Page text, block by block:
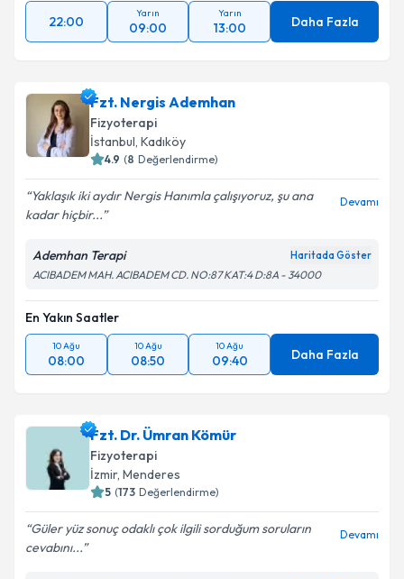
22:00
Yarın
09:00
Yarın
13:00 Daha Fazla
Fzt. Nergis Ademhan
Fizyoterapi
İstanbul, Kadıköy
4.9 (8 Değerlendirme)
Yaklaşık iki aydır Nergis Hanımla çalışıyoruz, şu ana
kadar hiçbir...
Devamı
Ademhan Terapi Haritada Göster
ACIBADEM MAH. ACIBADEM CD. NO:87 KAT:4 D:8A - 34000
En Yakın Saatler
10 Ağu
08:00
10 Ağu
08:50
10 Ağu
09:40 Daha Fazla
Fzt. Dr. Ümran Kömür
Fizyoterapi
İzmir, Menderes
5 (173 Değerlendirme)
Güler yüz sonuç odaklı çok ilgili sorduğum soruların
cevabını...
Devamı